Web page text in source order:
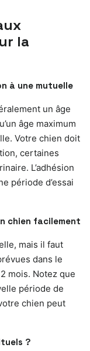
la
à une mutuelle
un âge
âge maximum
Votre chien doit
certaines
L’adhésion
période d’essai
chien facilement
mais il faut
dans le
mois. Notez que
période de
chien peut
?